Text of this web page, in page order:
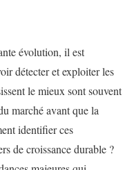
évolution, il est
détecter et exploiter les
le mieux sont souvent
marché avant que la
identifier ces
de croissance durable ?